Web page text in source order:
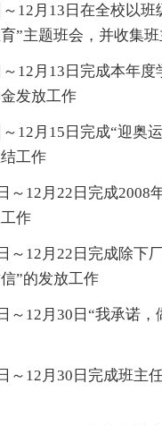
月13日在全校以班
”主题班会，并收集
月13日完成本年度
发放工作
月15日完成“迎奥运
工作
12月22日完成2008
作
12月22日完成除下
”的发放工作
12月30日“我承诺，
12月30日完成班主